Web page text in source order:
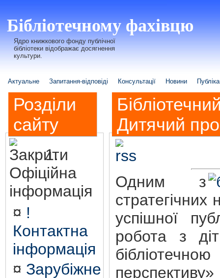
Бібліотечному фахівцю
Ядро книжкового фонду публічної
бібліотеки відображає досягнення
культури.
Актуальне Запитання-відповіді Консультації Новини
Розділи
сайту
1.
Офіційна
інформація
¤ !
Контактна
інформація
¤ Зарубіжне
Дитячий
Одним з
стратегічних
успішної
робота з